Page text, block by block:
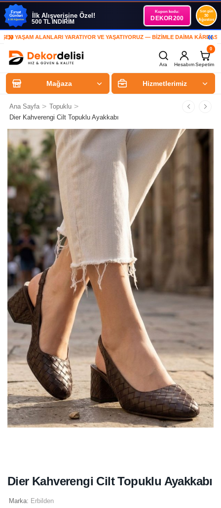
Fırsat
Günleri
1-30 Ağustos
İlk Alışverişine Özel!
500 TL İNDİRİM
Kupon kodu:
DEKOR200
Son gün
30
Ağustos
»
YAŞAM ALANLARI YARATIYOR VE YAŞATIYORUZ — BİZİMLE DAİMA «
Ara Hesabım
0
Sepetim
Mağaza Hizmetlerimiz
Ana Sayfa > Topuklu >
Dier Kahverengi Cilt Topuklu Ayakkabı
Dier Kahverengi Cilt Topuklu Ayakkabı
Marka: Erbilden